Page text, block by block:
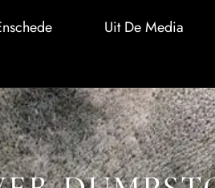
Uit De Media